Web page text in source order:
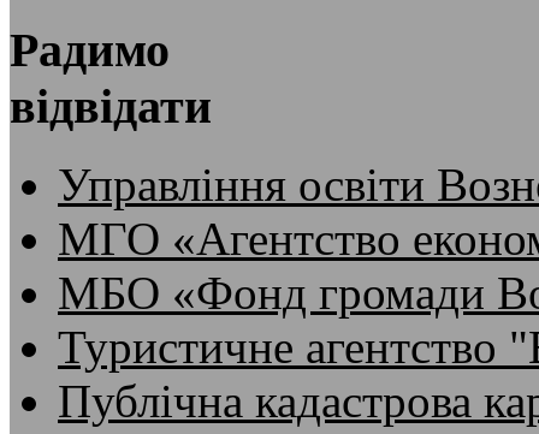
Радимо
відвідати
Управління освіти
МГО «Агентство
МБО «Фонд громади
Туристичне агентство
Публічна кадастрова